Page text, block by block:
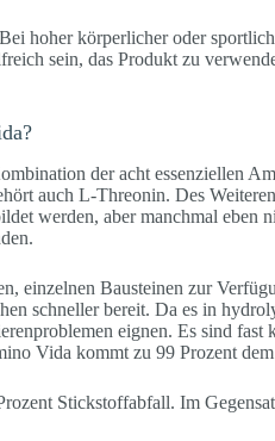
hoher körperlicher oder
sein, das Produkt zu
der acht essenziellen
auch L-Threonin. Des
werden, aber manchmal eben
einzelnen Bausteinen zur
schneller bereit. Da es in
eignen. Es sind fast
Vida kommt zu 99 Prozent
Stickstoffabfall. Im